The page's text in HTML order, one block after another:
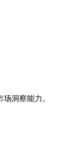
洞察能力。